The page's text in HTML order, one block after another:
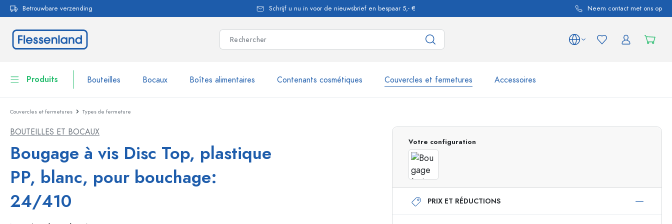
Passer à la navigation principale
Betrouwbare verzending Schrijf u nu in voor de nieuwsbrief en bespaar 5,- € Neem contact met ons op
Produits Bouteilles Bocaux Boîtes alimentaires Contenants cosmétiques Couvercles et fermetures Accessoires
Bouteilles
Boîtes alimentaires
Vaisselle
Bouteilles WECK
Bouteilles Estal
Bouteilles par fonction
Flacons airless
Flacons Roll-on
Bocaux
Couvercles et fermetures Types de fermeture
BOUTEILLES ET BOCAUX
Bougage à vis Disc Top, plastique
PP, blanc, pour bouchage:
24/410
Votre configuration
PRIX ET RÉDUCTIONS